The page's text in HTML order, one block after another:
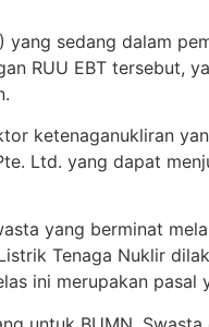
sedang dalam
RUU EBT tersebut,
ketenaganukliran
Ltd. yang dapat
yang berminat
Tenaga Nuklir
ini merupakan pasal